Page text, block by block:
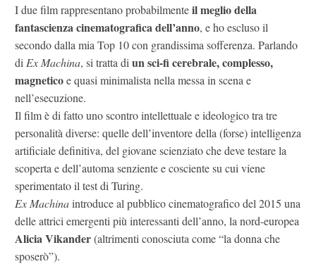
I due film rappresentano probabilmenteil meglio della
fantascienza cinematografica dell’anno, e ho escluso il
secondo dalla mia Top 10 con grandissima sofferenza. Parlando
di Ex Machina, si tratta di un sci-fi cerebrale, complesso,
magneticoe quasi minimalista nella messa in scena e
nell’esecuzione.
Il film è di fatto uno scontro intellettuale e ideologico tra tre
personalità diverse: quelle dell’inventore della (forse) intelligenza
artificiale definitiva, del giovane scienziato che deve testare la
scoperta e dell’automa senziente e cosciente su cui viene
sperimentato il test di Turing.
Ex Machinaintroduce al pubblico cinematografico del 2015 una
delle attrici emergenti più interessanti dell’anno, la nord-europea
Alicia Vikander(altrimenti conosciuta come “la donna che
sposerò”).